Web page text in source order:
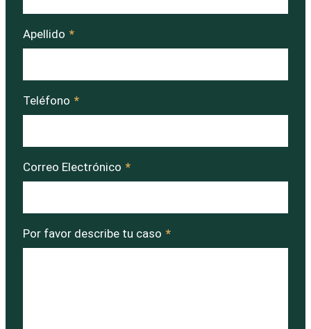
Apellido *
Teléfono *
Correo Electrónico *
Por favor describe tu caso *